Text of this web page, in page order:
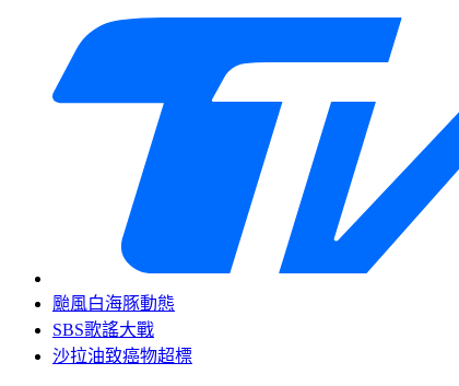
颱風白海豚動態
SBS歌謠大戰
沙拉油致癌物超標